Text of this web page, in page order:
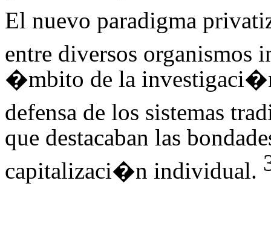
El nuevo paradigma
entre diversos organismos
�mbito de la
defensa de los sistemas
que destacaban las
capitalizaci�n individual.